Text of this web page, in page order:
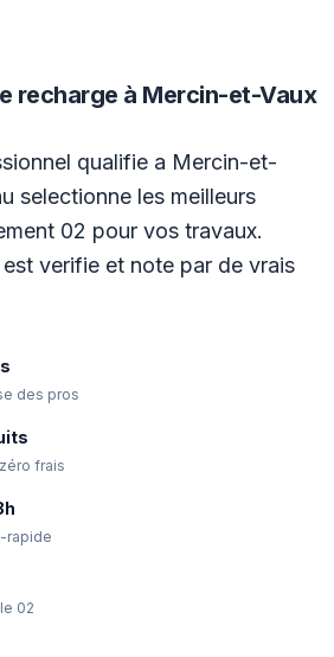
recharge à Mercin-et-Vaux
qualifie a Mercin-et-
selectionne les meilleurs
02 pour vos travaux.
verifie et note par de vrais
des pros
frais
rapide
02